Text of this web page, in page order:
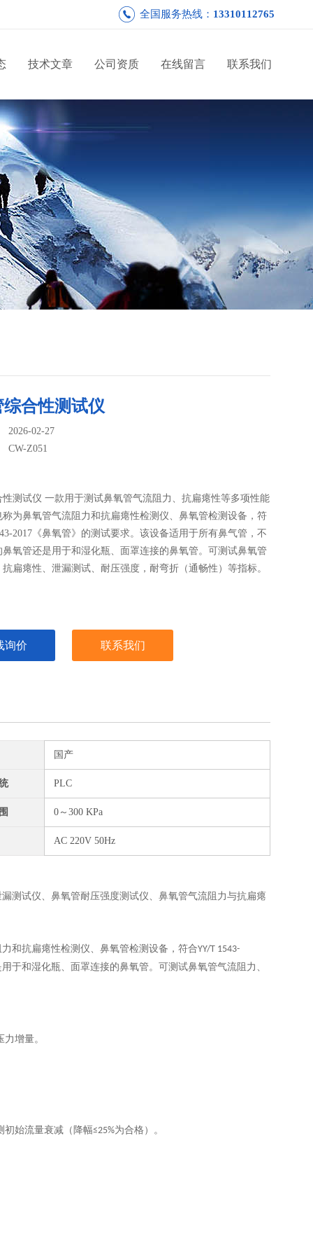
全国服务热线： 13310112765
技术文章 公司资质 在线留言 联系我们
合性测试仪
2026-02-27
CW-Z051
性测试仪 一款用于测试鼻氧管气流阻力、抗扁瘪性等多项性能
称为鼻氧管气流阻力和抗扁瘪性检测仪、鼻氧管检测设备，符
2017《鼻氧管》的测试要求。该设备适用于所有鼻气管，不
鼻氧管还是用于和湿化瓶、面罩连接的鼻氧管。可测试鼻氧管
扁瘪性、泄漏测试、耐压强度，耐弯折（通畅性）等指标。
询价 联系我们
国产
PLC
0～300 KPa
AC 220V 50Hz
漏测试仪、 鼻氧管耐压强度测试仪、 鼻氧管气流阻力与抗扁瘪
和抗扁瘪性检测仪、鼻氧管检测设备，符合YY/T 1543-
于和湿化瓶、面罩连接的鼻氧管。可测试鼻氧管气流阻力、
力增量。
初始流量衰减（降幅≤25%为合格） 。